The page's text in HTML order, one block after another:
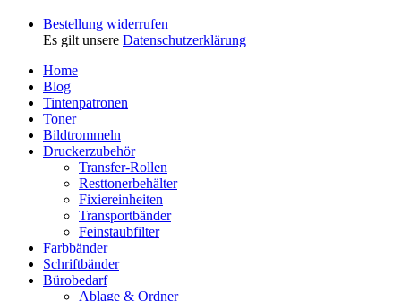
Bestellung widerrufen
Es gilt unsere Datenschutzerklärung
Home
Blog
Tintenpatronen
Toner
Bildtrommeln
Druckerzubehör
Transfer-Rollen
Resttonerbehälter
Fixiereinheiten
Transportbänder
Feinstaubfilter
Farbbänder
Schriftbänder
Bürobedarf
Ablage & Ordner